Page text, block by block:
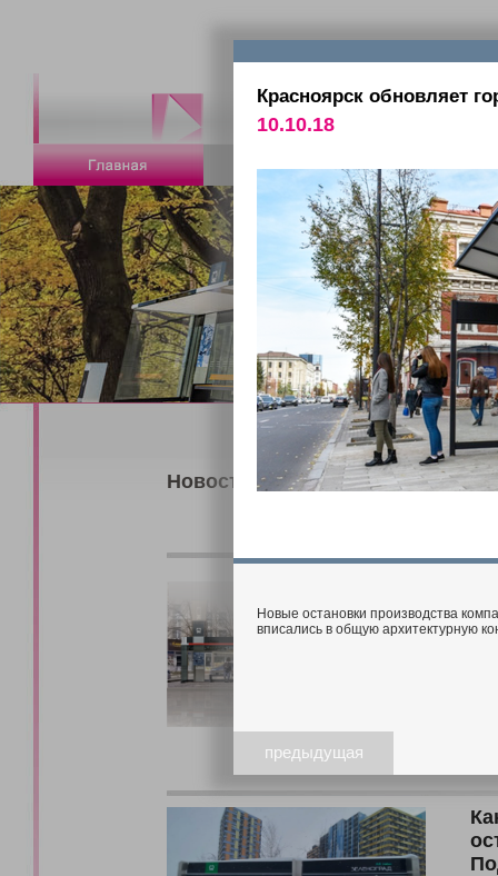
Новости
Красноярск обновляет
10.10.18
Новые остановки производства
вписались в общую архитектурную
предыдущая